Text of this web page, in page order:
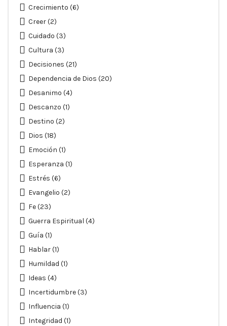
Crecimiento (6)
Creer(2)
Cuidado (3)
Cultura (3)
Decisiones (21)
Dependencia de Dios (20)
Desanimo (4)
Descanzo (1)
Destino (2)
Dios (18)
Emoción (1)
Esperanza (1)
Estrés (6)
Evangelio (2)
Fe(23)
Guerra Espiritual (4)
Guía (1)
Hablar(1)
Humildad (1)
Ideas (4)
Incertidumbre(3)
Influencia (1)
Integridad (1)